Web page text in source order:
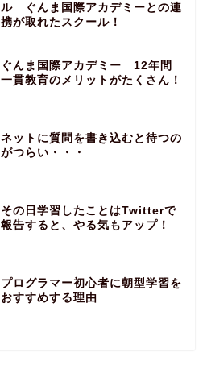
ル ぐんま国際アカデミーとの連
携が取れたスクール！
ぐんま国際アカデミー 12年間
一貫教育のメリットがたくさん！
ネットに質問を書き込むと待つの
がつらい・・・
その日学習したことはTwitterで
報告すると、やる気もアップ！
プログラマー初心者に朝型学習を
おすすめする理由